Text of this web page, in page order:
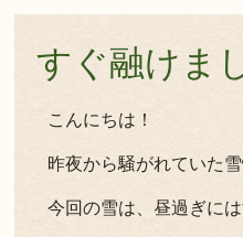
すぐ融けま
こんにちは！
昨夜から騒がれていた雪
今回の雪は、昼過ぎに